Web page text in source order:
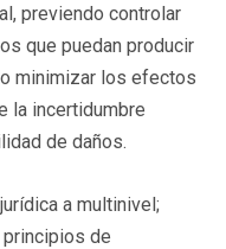
previendo controlar
que puedan producir
minimizar los efectos
la incertidumbre
de daños.
a multinivel;
de